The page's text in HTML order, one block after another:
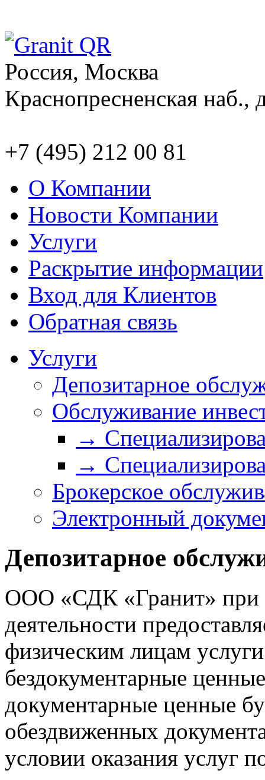
Россия, Москва
Краснопресненская наб.,
+7 (495) 212 00 81
О Компании
Новости Компании
Услуги
Раскрытие информации
Вход для Клиентов
Обратная связь
Услуги
Депозитарное
Обслуживание
→
→
Брокерское
Электронный
Депозитарное
ООО «СДК «Гранит» при
деятельности
физическим лицам
бездокументарные
документарные ценные
обездвиженных
условии оказания услуг